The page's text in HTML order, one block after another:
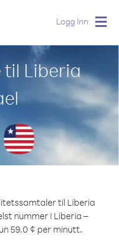
Logg Inn
til Liberia
til Liberia
nummer i Liberia –
59.0 ¢ per minutt.